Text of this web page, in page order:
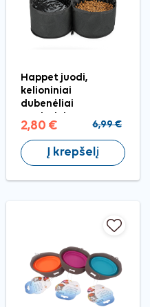
Happet juodi,
kelioniniai
dubenėliai
2,80 € 6,99 €
Į krepšelį